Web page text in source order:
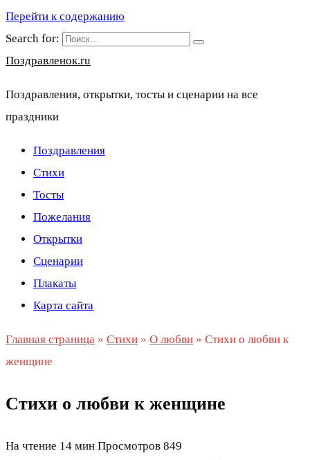
Перейти к содержанию
Search for:
Поздравленок.ru
Поздравления, открытки, тосты и сценарии на все
праздники
Поздравления
Стихи
Тосты
Пожелания
Открытки
Сценарии
Плакаты
Карта сайта
Главная страница » Стихи » О любви » Стихи о любви к
женщине
Стихи о любви к женщине
На чтение 14 мин Просмотров 849